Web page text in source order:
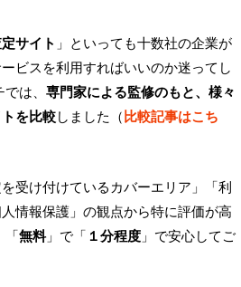
サイト 」といっても十数社の企業が
ビスを利用すればいいのか迷ってし
は、 専門家による監修のもと、様々
を比較しました（比較記事はこち
受け付けているカバーエリア」「利
情報保護」の観点から特に評価が高
「無料」で「 １分程度 」で安心してご